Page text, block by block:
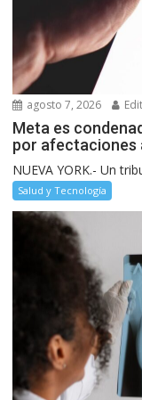
agosto 7, 2026
Meta es
por afectaciones
NUEVA YORK.- Un
Salud y Tecnología